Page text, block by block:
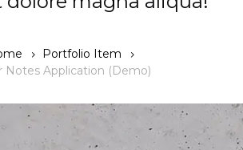
Portfolio Item
Notes Application (Demo)